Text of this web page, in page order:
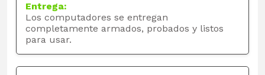
Entrega:
Los computadores se entregan
completamente armados, probados y listos
para usar.